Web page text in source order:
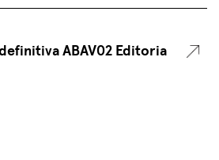
ABAV02 Editoria